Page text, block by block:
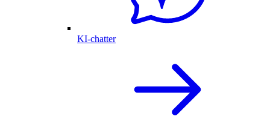
KI-chatter